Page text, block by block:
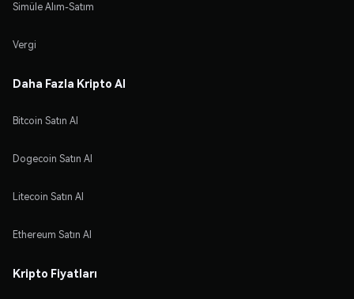
Simüle Alım-Satım
Vergi
Daha Fazla Kripto Al
Bitcoin Satın Al
Dogecoin Satın Al
Litecoin Satın Al
Ethereum Satın Al
Kripto Fiyatları